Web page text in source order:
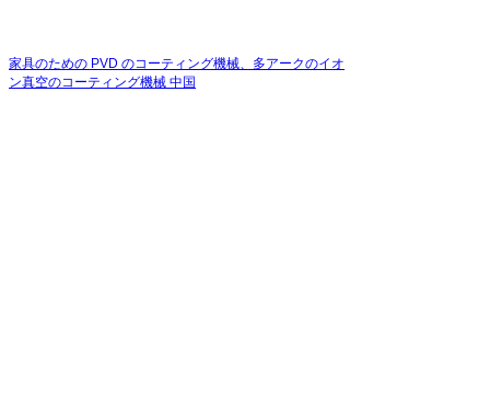
家具のための PVD のコーティング機械、多アークのイオ
ン真空のコーティング機械 中国